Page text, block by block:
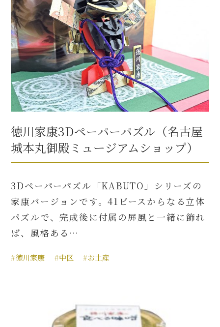
徳川家康3Dペーパーパズル（名古屋
城本丸御殿ミュージアムショップ）
3Dペーパーパズル「KABUTO」シリーズの
家康バージョンです。41ピースからなる立体
パズルで、完成後に付属の屏風と一緒に飾れ
ば、風格ある…
#徳川家康 #中区 #お土産